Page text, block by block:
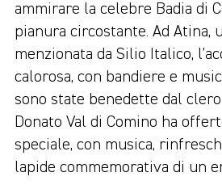
ammirare la celebre Badia di
pianura circostante. Ad Atina,
menzionata da Silio Italico,
calorosa, con bandiere e
sono state benedette dal
Donato Val di Comino ha
speciale, con musica,
lapide commemorativa di un